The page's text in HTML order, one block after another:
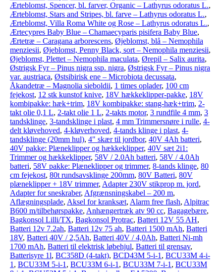
Ærteblomst, Spencer, bl. farver, Organic – Lathyrus odoratus L.,
Ærteblomst, Stars and Stripes, bl. farve – Lathyrus odoratus L.,
Ærteblomst, Villa Roma White og Rose – Lathyrus odoratus L.,
Ærtecypres Baby Blue – Chamaecyparis pisifera Baby Blue,
Ærtetræ – Caragana arborescens, Øjeblomst, blå – Nemophila
menziesii, Øjeblomst, Penny Black, sort – Nemophila menziesii,
Øjeblomst, Plettet – Nemophila maculata, Ørepil – Salix aurita,
Østrigsk Fyr – Pinus nigra ssp. nigra, Østrigsk Fyr – Pinus nigra
var. austriaca, Østsibirisk ene – Microbiota decussata,
Åkandetræ – Magnolia sieboldii, 1 times oplader, 100 cm
fejekost, 12 stk kunstof knive, 18V hækkeklipper-pakke, 18V
kombipakke: hæk+trim, 18V kombipakke: stang-hæk+trim, 2-
takt olie 0,1 L, 2-takt olie 1 L, 2-takts motor, 3 rundfile 4 mm, 3
tandsklinge, 3-tandsklinge i plast, 4 mm Trimmersnøre i rulle, 4-
delt kløvehoved, 4-kløverhoved, 4-tands klinge i plast, 4-
tandsklinge (20mm hul), 4" skær til jordbor, 40V 4Ah batteri,
40V pakke: Plæneklipper og hækkeklipper, 40V sæt 2i1:
Trimmer og hækkeklipper, 58V / 2.0Ah batteri, 58V / 4.0Ah
batteri, 58V pakke: Plæneklipper og trimmer, 8-tands klinge, 80
cm fejekost, 80t rundsavsklinge 200mm, 80V Batteri, 80V
plæneklipper + 18V trimmer, Adapter 230V stikprop m. jord,
Adapter for sneskraber, Afgrænsningskabel – 200 m,
Aflægningsplade, Aksel for kranksæt, Alarm free flash, Alpitrac
B600 m/tilbehørspakke, Anhængertræk atv 90 cc, Bagagebære,
Bagkonsol Lilli/TX, Bagkonsol Protrac, Batteri 12V 55 AH,
Batteri 12v 7.2ah, Batteri 12v 75 ah, Batteri 1500 mAh, Batteri
18V, Batteri 40V / 2,5Ah, Batteri 40V / 4,0Ah, Batteri Ni-mh
1700 mAh, Batteri til elektrisk løbehjul, Batteri til grensav,
Batterisyre 1l, BC358D (4-takt), BCD43M 5-i-1 , BCU33M 4-i-
1 , BCU33M 5-i-1 , BCU33M 6-i-1 , BCU33M 7-i-1 , BCU33M